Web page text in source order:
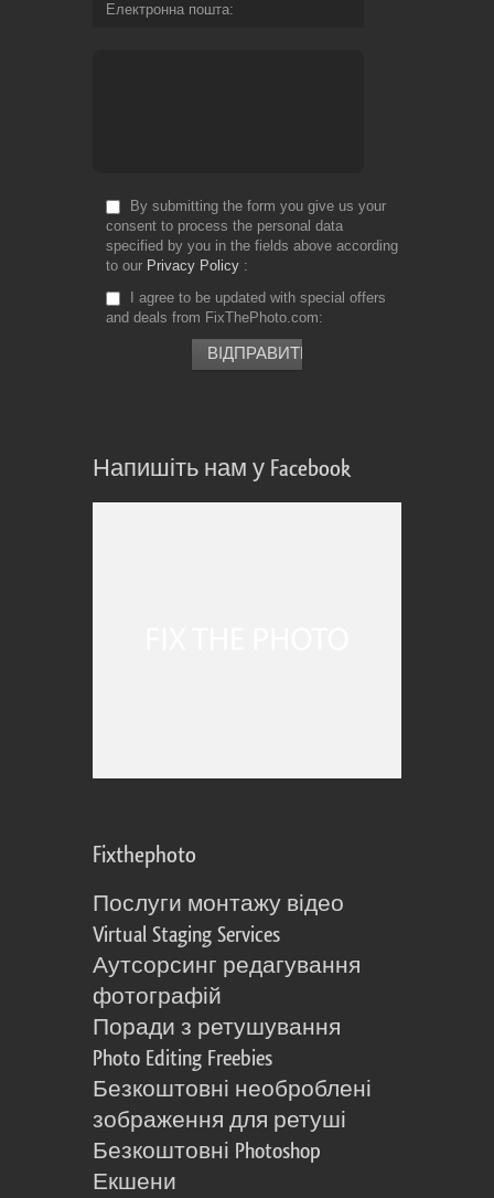
Електронна пошта
By submitting the form you give us your
consent to process the personal data
specified by you in the fields above according
to our Privacy Policy
I agree to be updated with special offers
and deals from FixThePhoto.com
Напишіть нам у Facebook
Fixthephoto
Послуги монтажу відео
Virtual Staging Services
Аутсорсинг редагування
фотографій
Поради з ретушування
Photo Editing Freebies
Безкоштовні необроблені
зображення для ретуші
Безкоштовні Photoshop
Екшени